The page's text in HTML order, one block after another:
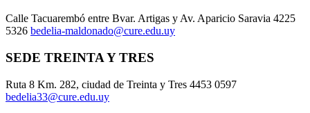
Calle Tacuarembó entre Bvar. Artigas y Av. Aparicio Saravia 4225
5326 bedelia-maldonado@cure.edu.uy
SEDE TREINTA Y TRES
Ruta 8 Km. 282, ciudad de Treinta y Tres 4453 0597
bedelia33@cure.edu.uy